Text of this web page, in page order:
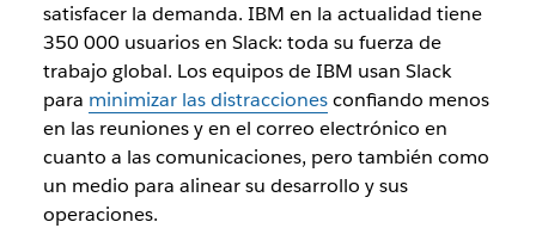
satisfacer la demanda. IBM en la actualidad tiene
350 000 usuarios en Slack: toda su fuerza de
trabajo global. Los equipos de IBM usan Slack
para minimizar las distraccionesconfiando menos
en las reuniones y en el correo electrónico en
cuanto a las comunicaciones, pero también como
un medio para alinear su desarrollo y sus
operaciones.